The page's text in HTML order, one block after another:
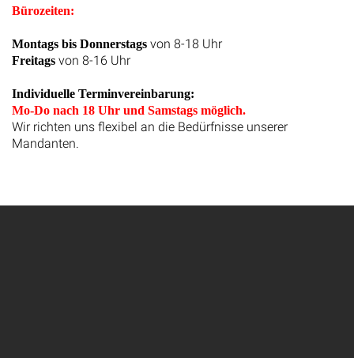
Bürozeiten:
Montags bis Donnerstags von 8-18 Uhr
Freitags von 8-16 Uhr
Individuelle Terminvereinbarung:
Mo-Do nach 18 Uhr und Samstags möglich.
Wir richten uns flexibel an die Bedürfnisse unserer
Mandanten.